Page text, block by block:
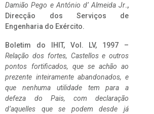
Damião Pego e António d’ Almeida Jr.,
Direcção dos Serviços de
Engenharia do Exército.
Boletim do IHIT, Vol. LV, 1997 –
Relação dos fortes, Castellos e outros
pontos fortificados, que se achão ao
prezente inteiramente abandonados, e
que nenhuma utilidade tem para a
defeza do Pais, com declaração
d’aquelles que se podem desde já